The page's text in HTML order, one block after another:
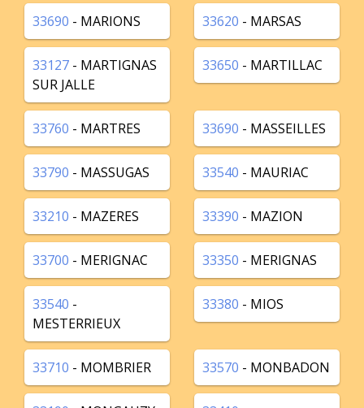
33690 - MARIONS 33620 - MARSAS
33127 - MARTIGNAS
SUR JALLE
33650 - MARTILLAC
33760 - MARTRES 33690 - MASSEILLES
33790 - MASSUGAS 33540 - MAURIAC
33210 - MAZERES 33390 - MAZION
33700 - MERIGNAC 33350 - MERIGNAS
33540 -
MESTERRIEUX
33380 - MIOS
33710 - MOMBRIER 33570 - MONBADON